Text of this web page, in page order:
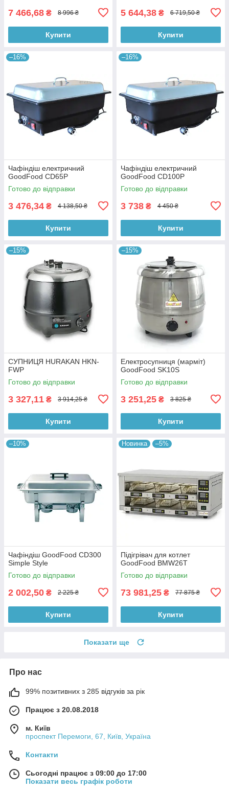
7 466,68 ₴ 8 996 ₴
Купити
5 644,38 ₴ 6 719,50 ₴
Купити
–16%
Чафіндіш електричний
GoodFood CD65P
Готово до відправки
3 476,34 ₴ 4 138,50 ₴
Купити
–16%
Чафіндіш електричний
GoodFood CD100P
Готово до відправки
3 738 ₴ 4 450 ₴
Купити
–15%
СУПНИЦЯ HURAKAN HKN-
FWP
Готово до відправки
3 327,11 ₴ 3 914,25 ₴
Купити
–15%
Електросупниця (марміт)
GoodFood SK10S
Готово до відправки
3 251,25 ₴ 3 825 ₴
Купити
–10%
Чафіндіш GoodFood CD300
Simple Style
Готово до відправки
2 002,50 ₴ 2 225 ₴
Купити
Новинка –5%
Підігрівач для котлет
GoodFood BMW26T
Готово до відправки
73 981,25 ₴ 77 875 ₴
Купити
Показати ще
Про нас
99% позитивних з 285 відгуків за рік
Працює з 20.08.2018
м. Київ
проспект Перемоги, 67, Київ, Україна
Контакти
Сьогодні працює з 09:00 до 17:00
Показати весь графік роботи